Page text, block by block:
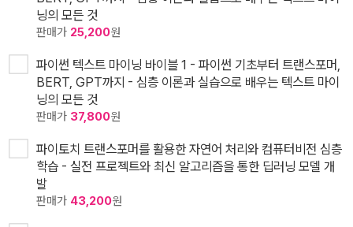
닝의 모든 것
판매가 25,200원
파이썬 텍스트 마이닝 바이블 1 - 파이썬 기초부터 트랜스포머,
BERT, GPT까지 - 심층 이론과 실습으로 배우는 텍스트 마이
닝의 모든 것
판매가 37,800원
파이토치 트랜스포머를 활용한 자연어 처리와 컴퓨터비전 심층
학습 - 실전 프로젝트와 최신 알고리즘을 통한 딥러닝 모델 개
발
판매가 43,200원